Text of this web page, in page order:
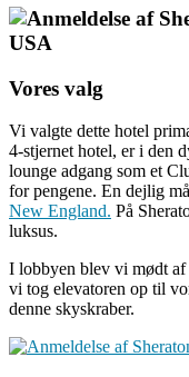
Vores valg
Vi valgte dette hotel
4-stjernet hotel, er i den
lounge adgang som et
for pengene. En dejlig
New England. På
luksus.
I lobbyen blev vi mødt
vi tog elevatoren op til
denne skyskraber.